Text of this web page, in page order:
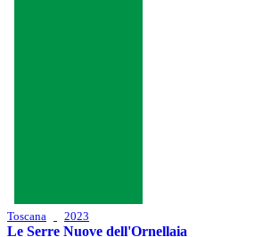
Toscana 2023
Le Serre Nuove dell'Ornellaia